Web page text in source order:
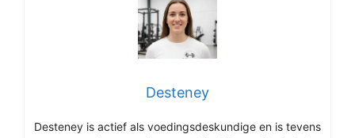
Desteney
Desteney is actief als voedingsdeskundige en is tevens